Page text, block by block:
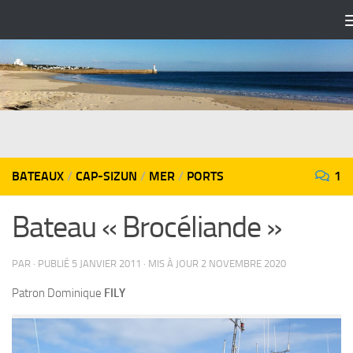
BATEAUX / CAP-SIZUN / MER / PORTS 1
Bateau « Brocéliande »
PAR · PUBLIÉ 5 JANVIER 2011 · MIS À JOUR 2 NOVEMBRE 2020
Patron Dominique FILY